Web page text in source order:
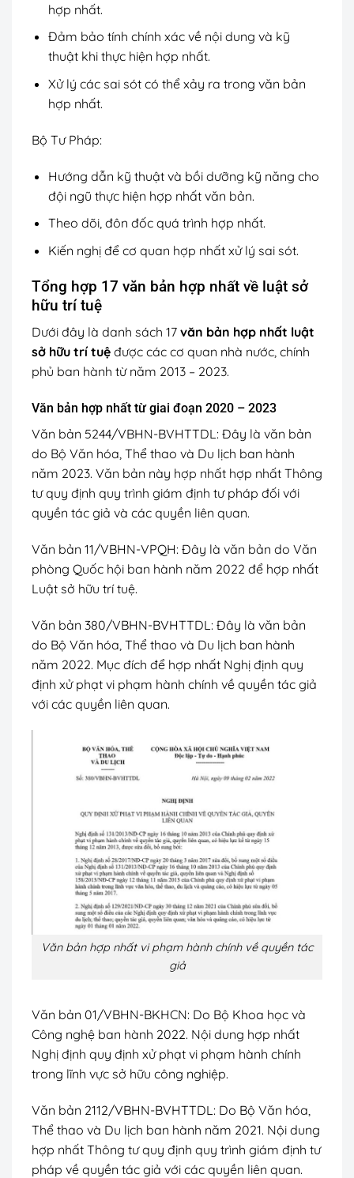
hợp nhất.
Đảm bảo tính chính xác về nội dung và kỹ
thuật khi thực hiện hợp nhất.
Xử lý các sai sót có thể xảy ra trong văn bản
hợp nhất.
Bộ Tư Pháp:
Hướng dẫn kỹ thuật và bồi dưỡng kỹ năng cho
đội ngũ thực hiện hợp nhất văn bản.
Theo dõi, đôn đốc quá trình hợp nhất.
Kiến nghị để cơ quan hợp nhất xử lý sai sót.
Tổng hợp 17 văn bản hợp nhất về luật sở
hữu trí tuệ
Dưới đây là danh sách 17 văn bản hợp nhất luật
sở hữu trí tuệ được các cơ quan nhà nước, chính
phủ ban hành từ năm 2013 – 2023.
Văn bản hợp nhất từ giai đoạn 2020 – 2023
Văn bản 5244/VBHN-BVHTTDL: Đây là văn bản
do Bộ Văn hóa, Thể thao và Du lịch ban hành
năm 2023. Văn bản này hợp nhất hợp nhất Thông
tư quy định quy trình giám định tư pháp đối với
quyền tác giả và các quyền liên quan.
Văn bản 11/VBHN-VPQH: Đây là văn bản do Văn
phòng Quốc hội ban hành năm 2022 để hợp nhất
Luật sở hữu trí tuệ.
Văn bản 380/VBHN-BVHTTDL: Đây là văn bản
do Bộ Văn hóa, Thể thao và Du lịch ban hành
năm 2022. Mục đích để hợp nhất Nghị định quy
định xử phạt vi phạm hành chính về quyền tác giả
với các quyền liên quan.
Văn bản hợp nhất vi phạm hành chính về quyền tác
giả
Văn bản 01/VBHN-BKHCN: Do Bộ Khoa học và
Công nghệ ban hành 2022. Nội dung hợp nhất
Nghị định quy định xử phạt vi phạm hành chính
trong lĩnh vực sở hữu công nghiệp.
Văn bản 2112/VBHN-BVHTTDL : Do Bộ Văn hóa,
Thể thao và Du lịch ban hành năm 2021. Nội dung
hợp nhất Thông tư quy định quy trình giám định tư
pháp về quyền tác giả với các quyền liên quan.